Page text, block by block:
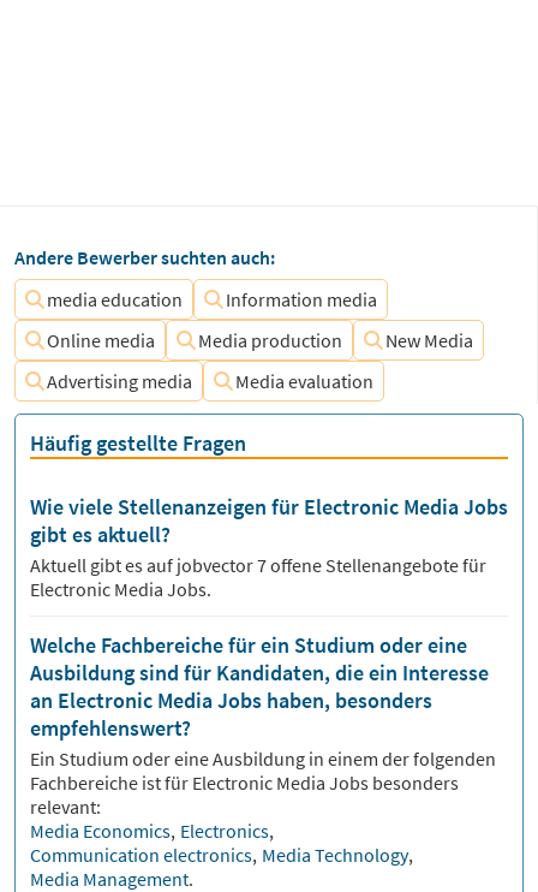
Andere Bewerber suchten auch:
media education
Information media
Online media
Media production
New Media
Advertising media
Media evaluation
Häufig gestellte Fragen
Wie viele Stellenanzeigen für Electronic Media Jobs
gibt es aktuell?
Aktuell gibt es auf jobvector7offene Stellenangebote für
Electronic Media Jobs.
Welche Fachbereiche für ein Studium oder eine
Ausbildung sind für Kandidaten, die ein Interesse
an Electronic Media Jobs haben, besonders
empfehlenswert?
Ein Studium oder eine Ausbildung in einem der folgenden
Fachbereiche ist für Electronic Media Jobs besonders
relevant:
Media Economics, Electronics,
Communication electronics, Media Technology,
Media Management.